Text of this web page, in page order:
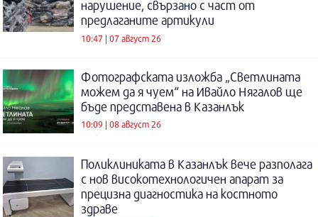
нарушение, свързано с част от
предлаганите артикули
10:47 | 07 август 26
Фотографската изложба „Светлината
можем да я чуем“ на Ивайло Нягалов ще
бъде представена в Казанлък
10:09 | 08 август 26
Поликлиниката в Казанлък вече разполага
с нов високотехнологичен апарат за
прецизна диагностика на костното
здраве